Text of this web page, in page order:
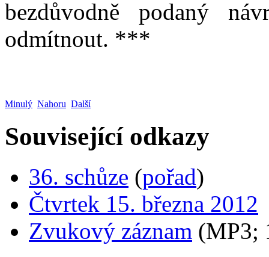
bezdůvodně podaný
odmítnout. ***
Minulý Nahoru Další
Související odkazy
36. schůze (pořad)
Čtvrtek 15. března 2012
Zvukový záznam (MP3;